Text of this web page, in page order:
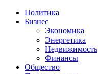
Политика
Бизнес
Экономика
Энергетика
Недвижимость
Финансы
Общество